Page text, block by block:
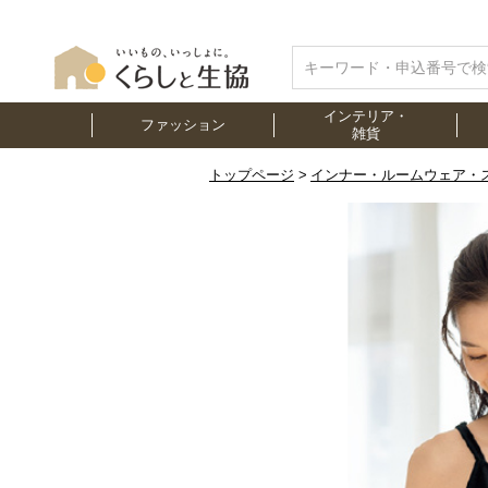
ファッション
インテリア・
雑貨
トップページ インナー・ルームウェア・